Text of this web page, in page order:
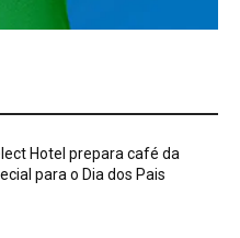
Hotel prepara café da
para o Dia dos Pais